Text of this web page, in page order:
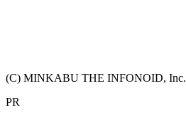
(C) MINKABU THE INFONOID, Inc.
PR